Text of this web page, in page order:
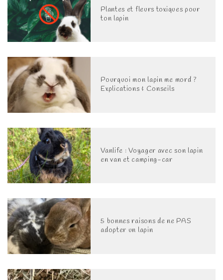
Plantes et fleurs toxiques pour
ton lapin
Pourquoi mon lapin me mord ?
Explications & Conseils
Vanlife : Voyager avec son lapin
en van et camping-car
5 bonnes raisons de ne PAS
adopter un lapin